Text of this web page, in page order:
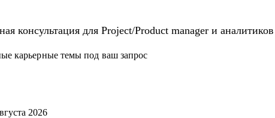
консультация для Project/Product manager и аналитиков
карьерные темы под ваш запрос
2026